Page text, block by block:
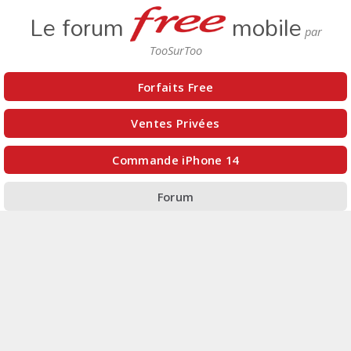
Le forum mobile
Forfaits Free
Ventes Privées
Commande iPhone 14
Forum